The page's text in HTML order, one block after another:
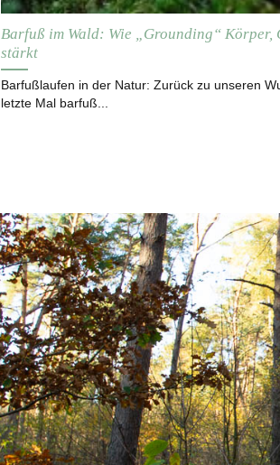
Barfuß im Wald: Wie „Grounding“ Körper,
stärkt
Barfußlaufen in der Natur: Zurück zu unseren
letzte Mal barfuß...